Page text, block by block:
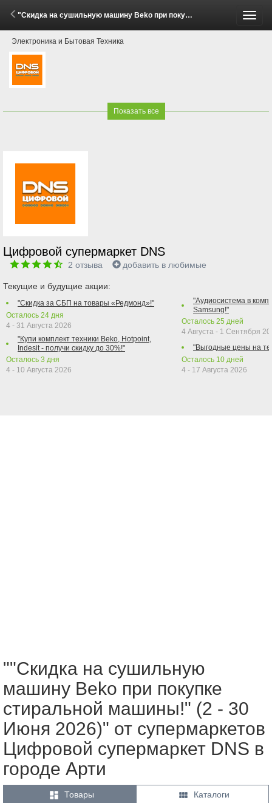
"Скидка на сушильную машину Beko при покупке стиральной машины!" (2 - 30 Июня 2026)
Электроника и Бытовая Техника
Показать все
Цифровой супермаркет DNS
2 отзыва добавить в любимые
Текущие и будущие акции:
"Скидка за СБП на товары «Редмонд»!"
Осталось 24 дня
4 - 31 Августа 2026
"Купи комплект техники Beko, Hotpoint,
Indesit - получи скидку до 30%!"
Осталось 3 дня
4 - 10 Августа 2026
"Аудиосистема в
Samsung!"
Осталось 25 дней
4 Августа - 1 Сентября
"Выгодные цены на
Осталось 10 дней
4 - 17 Августа 2026
""Скидка на сушильную
машину Beko при покупке
стиральной машины!" (2 - 30
Июня 2026)" от супермаркетов
Цифровой супермаркет DNS в
городе Арти
 Товары  Каталоги